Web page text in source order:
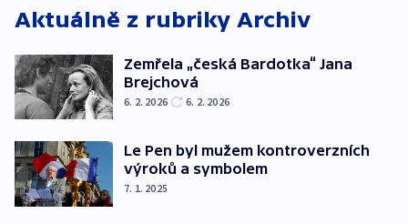
Aktuálně z rubriky Archiv
Zemřela „česká Bardotka“ Jana
Brejchová
6. 2. 2026 6. 2. 2026
Le Pen byl mužem kontroverzních
výroků a symbolem
7. 1. 2025